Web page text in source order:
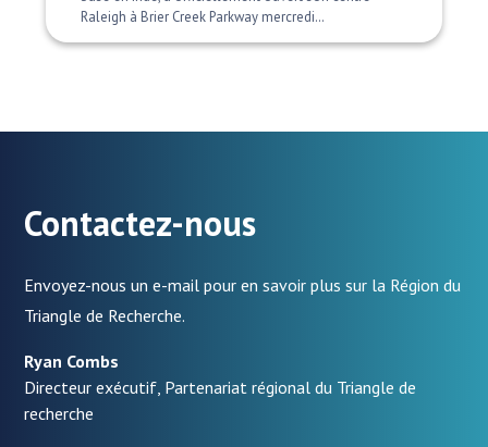
Raleigh à Brier Creek Parkway mercredi…
Contactez-nous
Envoyez-nous un e-mail pour en savoir plus sur la Région du
Triangle de Recherche.
Ryan Combs
Directeur exécutif, Partenariat régional du Triangle de
recherche